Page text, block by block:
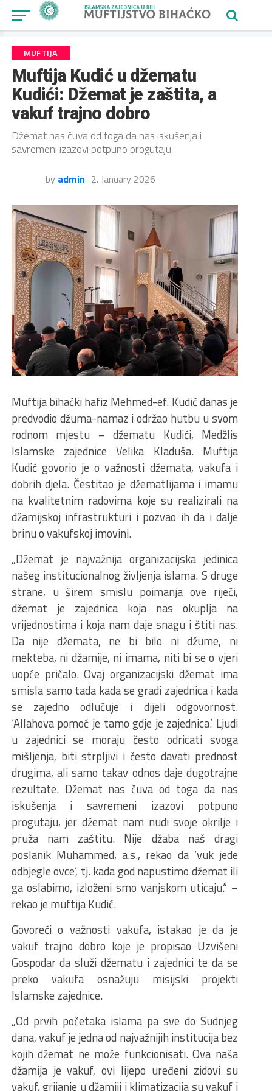
MUFTIJA
Muftija Kudić u džematu
Kudići: Džemat je zaštita, a
vakuf trajno dobro
Džemat nas čuva od toga da nas iskušenja i
savremeni izazovi potpuno progutaju
by admin 2. January 2026
Muftija bihaćki hafiz Mehmed-ef. Kudić danas je
predvodio džuma-namaz i održao hutbu u svom
rodnom mjestu – džematu Kudići, Medžlis
Islamske zajednice Velika Kladuša. Muftija
Kudić govorio je o važnosti džemata, vakufa i
dobrih djela. Čestitao je džematlijama i imamu
na kvalitetnim radovima koje su realizirali na
džamijskoj infrastrukturi i pozvao ih da i dalje
brinu o vakufskoj imovini.
„Džemat je najvažnija organizacijska jedinica
našeg institucionalnog življenja islama. S druge
strane, u širem smislu poimanja ove riječi,
džemat je zajednica koja nas okuplja na
vrijednostima i koja nam daje snagu i štiti nas.
Da nije džemata, ne bi bilo ni džume, ni
mekteba, ni džamije, ni imama, niti bi se o vjeri
uopće pričalo. Ovaj organizacijski džemat ima
smisla samo tada kada se gradi zajednica i kada
se zajedno odlučuje i dijeli odgovornost.
‘Allahova pomoć je tamo gdje je zajednica.’ Ljudi
u zajednici se moraju često odricati svoga
mišljenja, biti strpljivi i često davati prednost
drugima, ali samo takav odnos daje dugotrajne
rezultate. Džemat nas čuva od toga da nas
iskušenja i savremeni izazovi potpuno
progutaju, jer džemat nam nudi svoje okrilje i
pruža nam zaštitu. Nije džaba naš dragi
poslanik Muhammed, a.s., rekao da ‘vuk jede
odbjegle ovce’, tj. kada god napustimo džemat ili
ga oslabimo, izloženi smo vanjskom uticaju.“ –
rekao je muftija Kudić.
Govoreći o važnosti vakufa, istakao je da je
vakuf trajno dobro koje je propisao Uzvišeni
Gospodar da služi džematu i zajednici te da se
preko vakufa osnažuju misijski projekti
Islamske zajednice.
„Od prvih početaka islama pa sve do Sudnjeg
dana, vakuf je jedna od najvažnijih institucija bez
kojih džemat ne može funkcionisati. Ova naša
džamija je vakuf, ovi lijepo uređeni zidovi su
vakuf, grijanje u džamiji i klimatizacija su vakuf i